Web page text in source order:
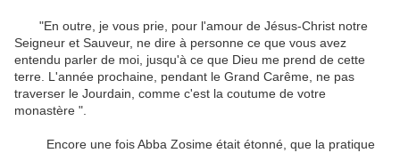
"En outre, je vous prie, pour l'amour de Jésus-Christ notre
Seigneur et Sauveur, ne dire à personne ce que vous avez
entendu parler de moi jusqu'à ce que Dieu me prend de cette
terre L'année prochaine pendant le Grand Carême ne pas
traverser le Jourdain comme c'est la coutume de votre
monastère "
Encore une foisAbba Zosime était étonné que la pratique